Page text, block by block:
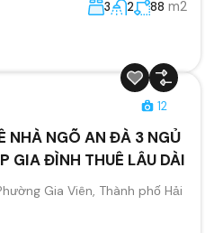
3 2 88 m2
12
NHÀ NGÕ AN ĐÀ 3 NGỦ
GIA ĐÌNH THUÊ LÂU DÀI
Gia Viên, Thành phố Hải